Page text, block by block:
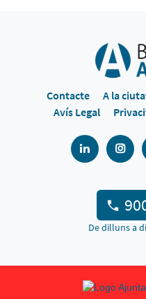
Contacte A la
Avís Legal
De dilluns a